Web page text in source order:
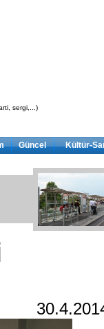
sergi,...)
Güncel Kültür-